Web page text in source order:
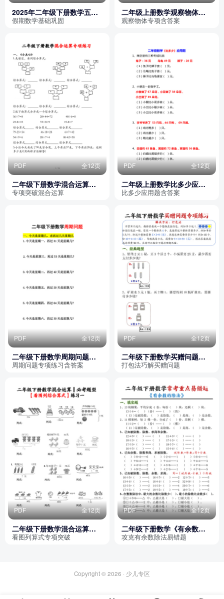
2025年二年级下册数学五一
假期作业（基础巩固练习）
假期数学基础巩固
二年级上册数学观察物体几
何专项练习（含答案）
观察物体专项含答案
PDF 全12页
二年级下册数学混合运算专
项练习（含答案）
专项突破混合运算
PDF 全12页
二年级上册数学比多少应用
题大全（含答案）
比多少应用题含答案
PDF 全12页
二年级下册数学周期问题专
项练习（含答案）
周期问题专项练习含答案
PDF 全12页
二年级下册数学买赠问题专
项练习（含答案）
打包法巧解买赠问题
PDF 全12页
二年级下册数学混合运算看
图列综合算式专项练习（含
答案）
看图列算式专项突破
PDF 全12页
二年级下册数学《有余数的
除法》常考重点易错题（含
答案）
攻克有余数除法易错题
Copyright © 2026 · 少儿专区